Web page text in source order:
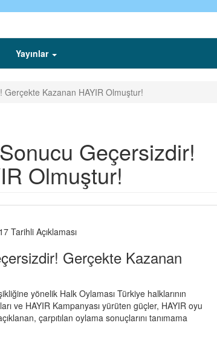
Yayınlar
Kazanan HAYIR Olmuştur!
Geçersizdir!
Olmuştur!
Tarihli Açıklaması
Gerçekte Kazanan
yönelik Halk Oylaması Türkiye halklarının
ve HAYIR Kampanyası yürüten güçler, HAYIR oyu
çarpıtılan oylama sonuçlarını tanımama